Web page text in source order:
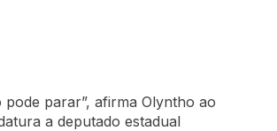
pode parar”, afirma Olyntho ao
a deputado estadual